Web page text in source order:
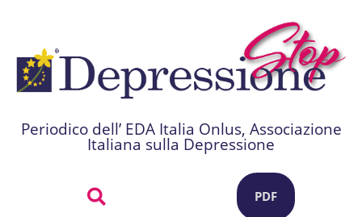
Periodico dell’ EDA Italia Onlus, Associazione
Italiana sulla Depressione
PDF